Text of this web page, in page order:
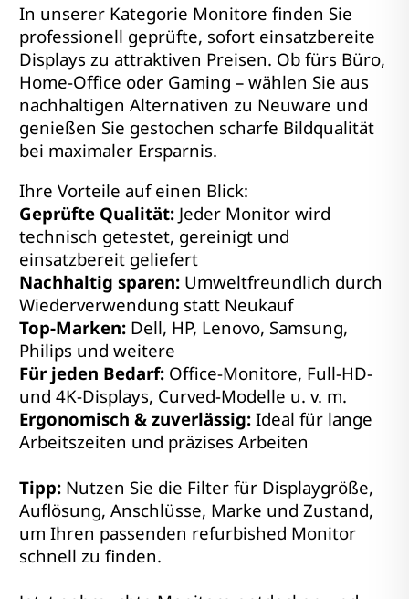
In unserer Kategorie Monitore finden Sie
professionell geprüfte, sofort einsatzbereite
Displays zu attraktiven Preisen. Ob fürs Büro,
Home-Office oder Gaming – wählen Sie aus
nachhaltigen Alternativen zu Neuware und
genießen Sie gestochen scharfe Bildqualität
bei maximaler Ersparnis.
Ihre Vorteile auf einen Blick:
Geprüfte Qualität: Jeder Monitor wird
technisch getestet, gereinigt und
einsatzbereit geliefert
Nachhaltig sparen: Umweltfreundlich durch
Wiederverwendung statt Neukauf
Top-Marken: Dell, HP, Lenovo, Samsung,
Philips und weitere
Für jeden Bedarf: Office-Monitore, Full-HD-
und 4K-Displays, Curved-Modelle u. v. m.
Ergonomisch & zuverlässig: Ideal für lange
Arbeitszeiten und präzises Arbeiten
Tipp: Nutzen Sie die Filter für Displaygröße,
Auflösung, Anschlüsse, Marke und Zustand,
um Ihren passenden refurbished Monitor
schnell zu finden.